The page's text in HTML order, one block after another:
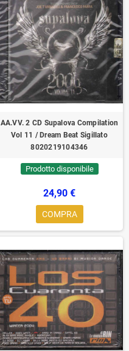
AA.VV. 2 CD Supalova Compilation
Vol 11 / Dream Beat Sigillato
8020219104346
Prodotto disponibile
24,90 €
COMPRA